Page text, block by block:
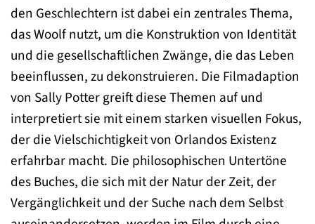
den Geschlechtern ist dabei ein zentrales Thema,
das Woolf nutzt, um die Konstruktion von Identität
und die gesellschaftlichen Zwänge, die das Leben
beeinflussen, zu dekonstruieren. Die Filmadaption
von Sally Potter greift diese Themen auf und
interpretiert sie mit einem starken visuellen Fokus,
der die Vielschichtigkeit von Orlandos Existenz
erfahrbar macht. Die philosophischen Untertöne
des Buches, die sich mit der Natur der Zeit, der
Vergänglichkeit und der Suche nach dem Selbst